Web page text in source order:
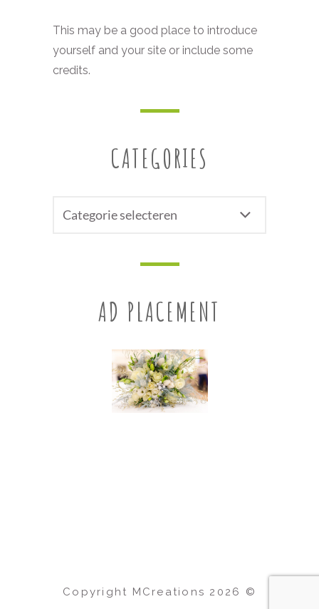
This may be a good place to introduce
yourself and your site or include some
credits.
CATEGORIES
AD PLACEMENT
Copyright MCreations 2026 ©